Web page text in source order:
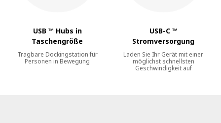
USB ™ Hubs in
Taschengröße
Tragbare Dockingstation für
Personen in Bewegung
USB-C ™
Stromversorgung
Laden Sie Ihr Gerät mit einer
möglichst schnellsten
Geschwindigkeit auf